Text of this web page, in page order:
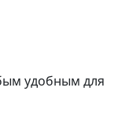
удобным для